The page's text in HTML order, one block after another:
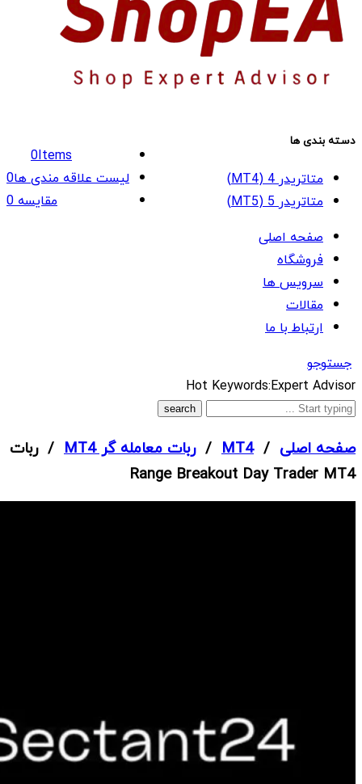
0Items
لیست علاقه مندی ها0
مقایسه0
دسته بندی ها
متاتریدر 4 (MT4)
متاتریدر 5 (MT5)
صفحه اصلی
فروشگاه
سرویس ها
مقالات
ارتباط با ما
جستوجو
What
are
looking
for?
Hot Keywords:Expert Advisor
صفحه اصلی /
MT4
/ربات معامله گر MT4
/ ربات
Range Breakout Day Trader MT4